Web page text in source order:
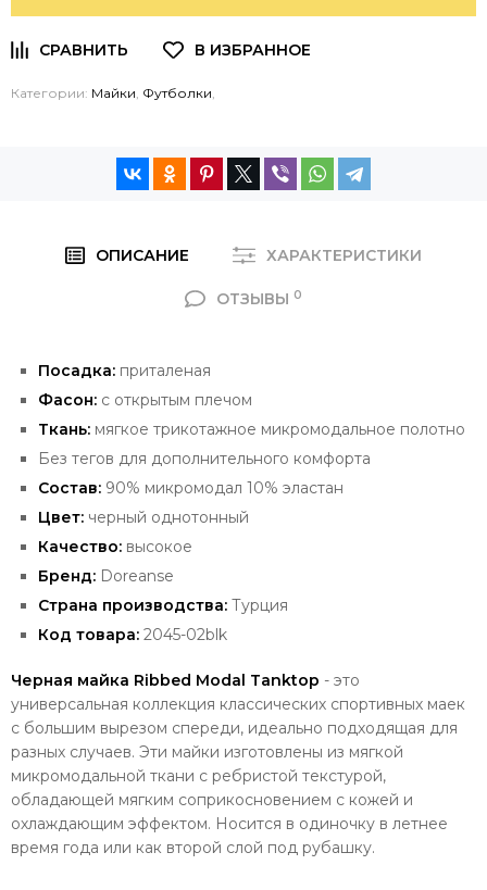
Категории: Майки, Футболки,
ОПИСАНИЕ ХАРАКТЕРИСТИКИ
ОТЗЫВЫ 0
Посадка: приталеная
Фасон: с открытым плечом
Ткань: мягкое трикотажное микромодальное полотно
Без тегов для дополнительного комфорта
Состав: 90% микромодал 10% эластан
Цвет: черный однотонный
Качество: высокое
Бренд: Doreanse
Страна производства: Турция
Код товара: 2045-02blk
Черная майка Ribbed Modal Tanktop - это
универсальная коллекция классических спортивных маек
с большим вырезом спереди, идеально подходящая для
разных случаев. Эти майки изготовлены из мягкой
микромодальной ткани с ребристой текстурой,
обладающей мягким соприкосновением с кожей и
охлаждающим эффектом. Носится в одиночку в летнее
время года или как второй слой под рубашку.